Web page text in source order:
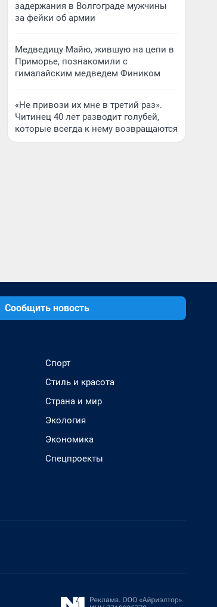
задержания в Волгограде мужчины
за фейки об армии
Медведицу Майю, жившую на цепи в
Приморье, познакомили с
гималайским медведем Фиником
«Не привози их мне в третий раз».
Читинец 40 лет разводит голубей,
которые всегда к нему возвращаются
Сообщить новость
Спорт
Стиль и красота
Страна и мир
Экология
Экономика
Спецпроекты